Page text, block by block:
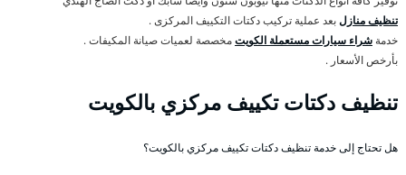
تنظيف منازلبعد عملية تركيب دكتات التكييف المركزى .
خدمة شراء سيارات مستعملة الكويتمخصصة لعميات صيانة المكيفات .
بأرخص الأسعار .
تنظيف دكتات تكييف مركزي بالكويت
هل تحتاج إلى خدمة تنظيف دكتات تكييف مركزي بالكويت؟